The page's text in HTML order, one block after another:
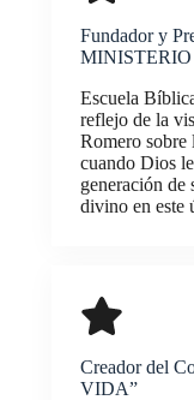
Fundador y
Escuela
reflejo de la
Romero sobre
cuando Dios
generación de
divino en este
Creador del
VIDA”